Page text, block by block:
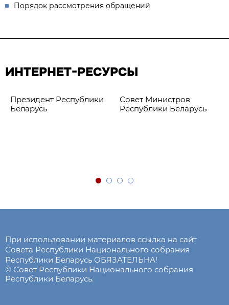
Порядок рассмотрения обращений
ИНТЕРНЕТ-РЕСУРСЫ
Президент Республики
Беларусь
Совет Министров
Республики Беларусь
При использовании материалов ссылка на сайт
Совета Республики Национального собрания
Республики Беларусь ОБЯЗАТЕЛЬНА!
© Совет Республики Национального собрания
Республики Беларусь.